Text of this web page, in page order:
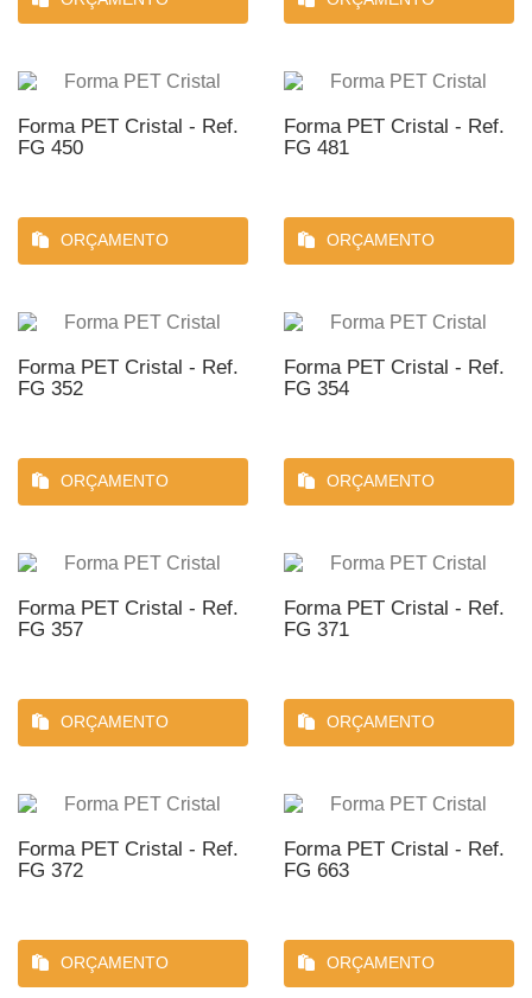
Forma PET Cristal - Ref.
FG 450
ORÇAMENTO
Forma PET Cristal - Ref.
FG 481
ORÇAMENTO
Forma PET Cristal - Ref.
FG 352
ORÇAMENTO
Forma PET Cristal - Ref.
FG 354
ORÇAMENTO
Forma PET Cristal - Ref.
FG 357
ORÇAMENTO
Forma PET Cristal - Ref.
FG 371
ORÇAMENTO
Forma PET Cristal - Ref.
FG 372
ORÇAMENTO
Forma PET Cristal - Ref.
FG 663
ORÇAMENTO